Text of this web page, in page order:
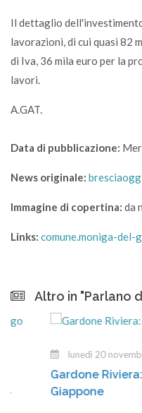
Il dettaglio
lavorazioni, di cui quasi 82
di Iva, 36 mila euro per la
lavori.
A.GAT.
Data di pubblicazione:
News originale:
Immagine di copertina: da
Links: comune.moniga-del-
Altro in "Parlano
lunedì 20 novembre
Gardone Riviera: la
Giappone